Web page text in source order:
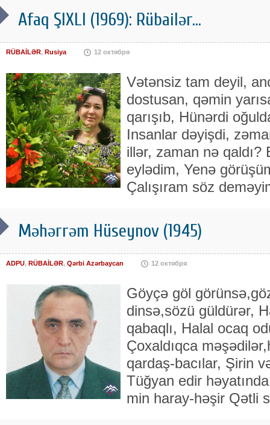
Afaq ŞIXLI (1969): Rübailər...
RÜBAİLƏR, Rusiya 12 октября
Vətənsiz tam deyil,
dostusan, qəmin
qarışıb, Hünərdi
Insanlar dəyişdi,
illər, zaman nə qaldı?
eylədim, Yenə
Çalışıram söz
Məhərrəm Hüseynov (1945)
ADPU, RÜBAİLƏR, Qərbi Azərbaycan 12 октября
Göyçə göl
dinsə,sözü güldürər,
qabaqlı, Halal ocaq
Çoxaldıqca
qardaş-bacılar, Şirin
Tüğyan edir
min haray-həşir Qətli